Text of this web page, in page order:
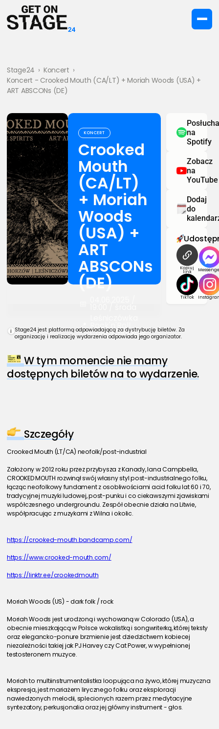
Stage24 › Koncert ›
Koncert - Crooked Mouth (CA/LT) + Moriah Woods (USA) +
ART ABSCONs (DE)
KONCERT
Crooked
Mouth
(CA/LT)
+ Moriah
Woods
(USA) +
ART
ABSCONs
(DE)
📍
Rock'n'Roll
Cafe, Chorzów
na
Spotify
Zobacz
na
YouTube
Dodaj
do
Kopiuj
link
TikTok
i Stage24 jest platformą odpowiadającą za dystrybucję biletów. Za
organizację i realizację wydarzenia odpowiada jego organizator.
W tym momencie nie mamy
dostępnych biletów na to wydarzenie.
Szczegóły
Crooked Mouth (LT/CA) neofolk/post-industrial
Założony w 2012 roku przez przybysza z Kanady, Iana Campbella,
CROOKED MOUTH rozwinął swój własny styl post-industrialnego folku,
łącząc neofolkowy fundament z osobliwościami acid folku lat 60 i 70,
tradycyjnej muzyki ludowej, post-punku i co ciekawszymi zjawiskami
współczesnego undergroundu. Zespół obecnie działa na Litwie,
współpracując z muzykami z Wilna i okolic.
https://crooked-mouth.bandcamp.com/
https://www.crooked-mouth.com/
https://linktr.ee/crookedmouth
Moriah Woods (US) - dark folk / rock
Moriah Woods jest urodzoną i wychowaną w Colorado (USA), a
obecnie mieszkającą w Polsce wokalistką i songwriterką, której teksty
oraz elegancko-ponure brzmienie jest dziedzictwem kobiecej
niezależności takiej jak PJ Harvey czy Cat Power, w wypełnionej
testosteronem muzyce.
Moriah to multiinstrumentalistka loopująca na żywo, której muzyczna
ekspresja, jest mariażem lirycznego folku oraz eksploracji
nawiedzonych melodii, splecionych razem przez medytacyjne
syntezatory, perkusjonalia oraz jej główny instrument - głos.